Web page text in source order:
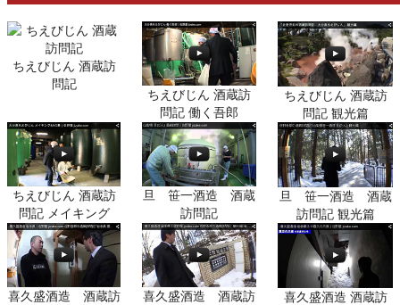
ちえびじん 酒蔵訪
問記
ちえびじん 酒蔵訪
問記 働く吾郎
ちえびじん 酒蔵訪
問記 観光篇
ちえびじん 酒蔵訪
問記 メイキング
旦 笹一酒造 酒蔵
訪問記
旦 笹一酒造 酒蔵
訪問記 観光篇
喜久盛酒造 酒蔵訪
喜久盛酒造 酒蔵訪
喜久盛酒造 酒蔵訪